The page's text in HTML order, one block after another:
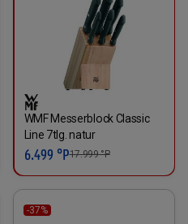
WMF Messerblock Classic
Line 7tlg. natur
6.499 °P17.999°P
-37%